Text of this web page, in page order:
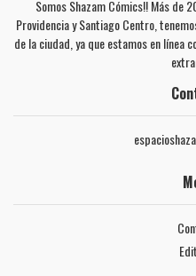
Somos Shazam Cómics!! Más de
Providencia y Santiago Centro,
de la ciudad, ya que estamos en línea